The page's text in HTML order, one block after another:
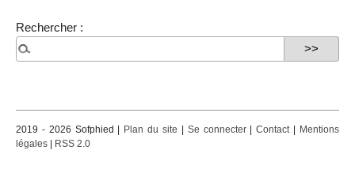
Rechercher :
2019 - 2026 Sofphied | Plan du site | Se connecter|Contact| Mentions
légales | RSS 2.0